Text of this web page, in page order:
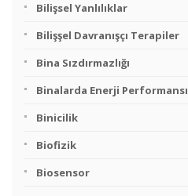
Bilişsel Yanlılıklar
Bilişşel Davranışçı Terapiler
Bina Sızdırmazlığı
Binalarda Enerji Performansı
Binicilik
Biofizik
Biosensor